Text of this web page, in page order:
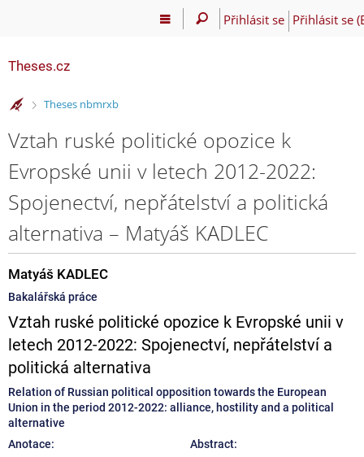
Přihlásit se Přihlásit se
Theses.cz
>
Theses nbmrxb
Vztah ruské politické opozice k
Evropské unii v letech 2012-2022:
Spojenectví, nepřátelství a politická
alternativa – Matyáš KADLEC
Matyáš KADLEC
Bakalářská práce
Vztah ruské politické opozice k Evropské unii v
letech 2012-2022: Spojenectví, nepřátelství a
politická alternativa
Relation of Russian political opposition towards the European
Union in the period 2012-2022: alliance, hostility and a political
alternative
Anotace:
Abstract: